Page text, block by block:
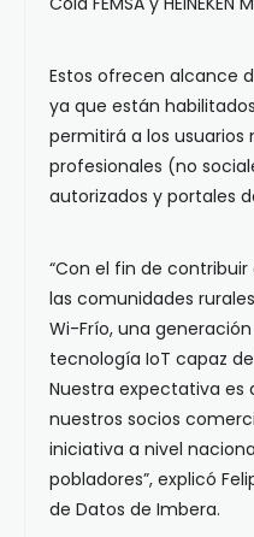
Estos ofrecen alcance
ya que están
permitirá a los usuarios
profesionales (no
autorizados y portales
“Con el fin de
las comunidades
Wi-Frío, una
tecnología IoT capaz
Nuestra expectativa es
nuestros socios
iniciativa a nivel
pobladores”, explicó
de Datos de Imbera.